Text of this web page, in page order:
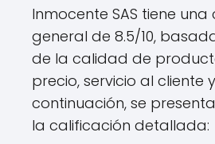
Inmocente SAS tiene
general de 8.5/10,
de la calidad de
precio, servicio al cliente
continuación, se
la calificación detallada: